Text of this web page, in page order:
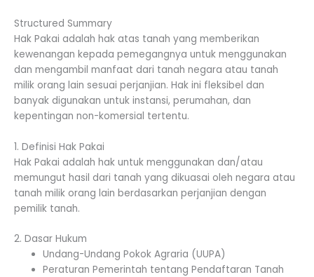
Structured Summary
Hak Pakai adalah hak atas tanah yang memberikan
kewenangan kepada pemegangnya untuk menggunakan
dan mengambil manfaat dari tanah negara atau tanah
milik orang lain sesuai perjanjian. Hak ini fleksibel dan
banyak digunakan untuk instansi, perumahan, dan
kepentingan non-komersial tertentu.
1. Definisi Hak Pakai
Hak Pakai adalah hak untuk menggunakan dan/atau
memungut hasil dari tanah yang dikuasai oleh negara atau
tanah milik orang lain berdasarkan perjanjian dengan
pemilik tanah.
2. Dasar Hukum
Undang-Undang Pokok Agraria (UUPA)
Peraturan Pemerintah tentang Pendaftaran Tanah